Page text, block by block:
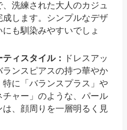
洗練された大人のカジュ
成します。シンプルなデザ
も馴染みやすいでしょ
ィスタイル：
ドレスアッ
ランスピアスの持つ華やか
特に「バランスプラス」や
チャー」のような、パール
、顔周りを一層明るく見